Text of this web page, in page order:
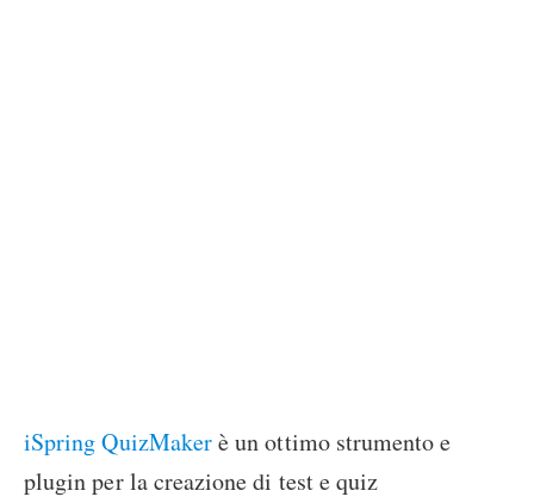
iSpring QuizMakerè un ottimo strumento e
plugin per la creazione di test e quiz